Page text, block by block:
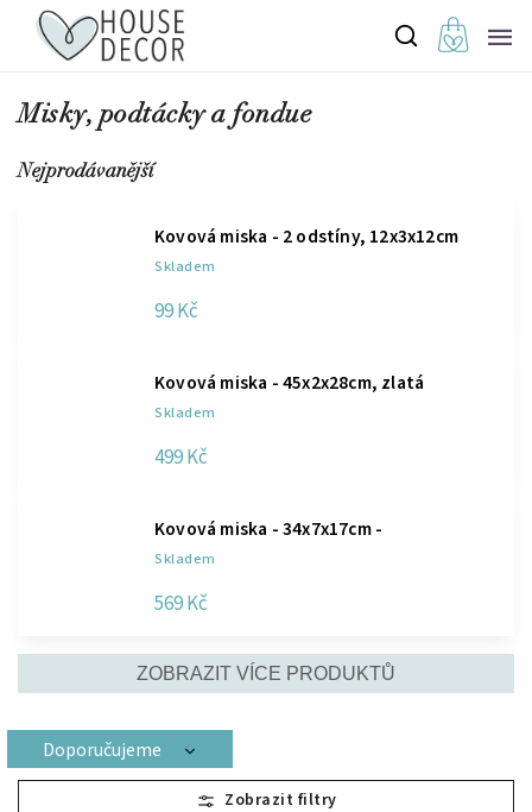
Misky, podtácky a fondue
Nejprodávanější
Kovová miska - 2 odstíny, 12x3x12cm
Skladem
99 Kč
Kovová miska - 45x2x28cm, zlatá
Skladem
499 Kč
Kovová miska - 34x7x17cm -
Skladem
569 Kč
ZOBRAZIT VÍCE PRODUKTŮ
Doporučujeme
Nejlevnější